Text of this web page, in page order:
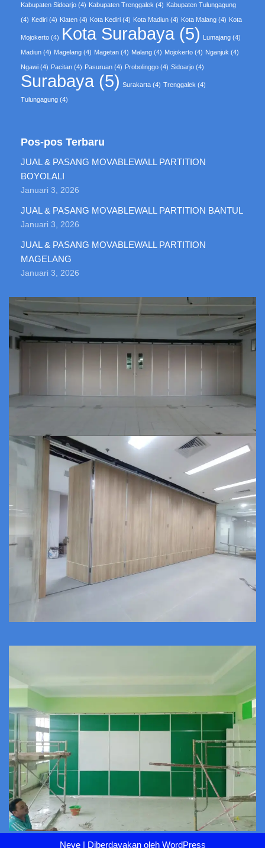
Kabupaten Sidoarjo (4) Kabupaten Trenggalek (4) Kabupaten Tulungagung
(4) Kediri (4) Klaten (4) Kota Kediri (4) Kota Madiun (4) Kota Malang (4) Kota
Mojokerto (4) Kota Surabaya (5) Lumajang (4)
Madiun (4) Magelang (4) Magetan (4) Malang (4) Mojokerto (4) Nganjuk (4)
Ngawi (4) Pacitan (4) Pasuruan (4) Probolinggo (4) Sidoarjo (4)
Surabaya (5) Surakarta (4) Trenggalek (4)
Tulungagung (4)
Pos-pos Terbaru
JUAL & PASANG MOVABLEWALL PARTITION
BOYOLALI
Januari 3, 2026
JUAL & PASANG MOVABLEWALL PARTITION BANTUL
Januari 3, 2026
JUAL & PASANG MOVABLEWALL PARTITION
MAGELANG
Januari 3, 2026
Neve| Diberdayakan oleh WordPress